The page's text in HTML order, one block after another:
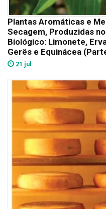
Plantas Aromáticas e
Secagem, Produzidas
Biológico: Limonete,
Gerês e Equinácea
21 jul